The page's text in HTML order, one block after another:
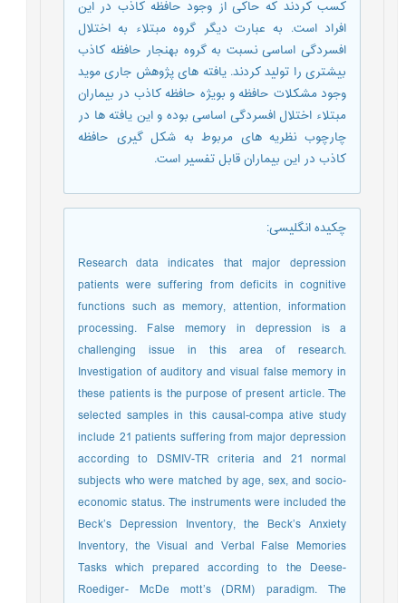
کسب کردند که حاکی از وجود حافظه کاذب در این
افراد است. به عبارت دیگر گروه مبتلاء به اختلال
افسردگی اساسی نسبت به گروه بهنجار حافظه کاذب
بیشتری را تولید کردند. یافته های پژوهش جاری موید
وجود مشکلات حافظه و بویژه حافظه کاذب در بیماران
مبتلاء اختلال افسردگی اساسی بوده و این یافته ها در
چارچوب نظریه های مربوط به شکل گیری حافظه
کاذب در این بیماران قابل تفسیر است.
چکیده انگلیسی:
Research data indicates that major depression
patients were suffering from deficits in cognitive
functions such as memory, attention, information
processing. False memory in depression is a
challenging issue in this area of research.
Investigation of auditory and visual false memory in
these patients is the purpose of present article. The
selected samples in this causal-compa ative study
include 21 patients suffering from major depression
according to DSMIV-TR criteria and 21 normal
subjects who were matched by age, sex, and socio-
economic status. The instruments were included the
Beck’s Depression Inventory, the Beck’s Anxiety
Inventory, the Visual and Verbal False Memories
Tasks which prepared according to the Deese-
Roediger- McDe mott’s (DRM) paradigm. The